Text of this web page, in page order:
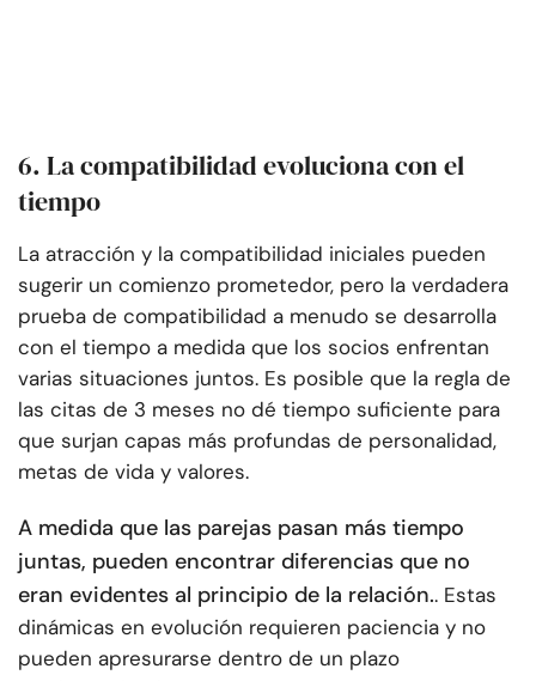
6. La compatibilidad evoluciona con el
tiempo
La atracción y la compatibilidad iniciales pueden
sugerir un comienzo prometedor, pero la verdadera
prueba de compatibilidad a menudo se desarrolla
con el tiempo a medida que los socios enfrentan
varias situaciones juntos. Es posible que la regla de
las citas de 3 meses no dé tiempo suficiente para
que surjan capas más profundas de personalidad,
metas de vida y valores.
A medida que las parejas pasan más tiempo
juntas, pueden encontrar diferencias que no
eran evidentes al principio de la relación.. Estas
dinámicas en evolución requieren paciencia y no
pueden apresurarse dentro de un plazo